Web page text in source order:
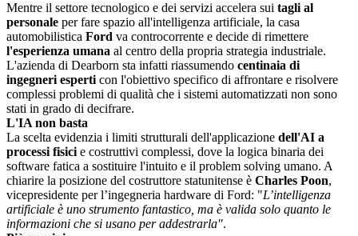
Mentre il settore tecnologico e dei servizi accelera sui tagli al
personale per fare spazio all'intelligenza artificiale, la casa
automobilistica Ford va controcorrente e decide di rimettere
l'esperienza umana al centro della propria strategia industriale.
L'azienda di Dearborn sta infatti riassumendo centinaia di
ingegneri esperti con l'obiettivo specifico di affrontare e risolvere
complessi problemi di qualità che i sistemi automatizzati non sono
stati in grado di decifrare.
L'IA non basta
La scelta evidenzia i limiti strutturali dell'applicazione dell'AI a
processi fisici e costruttivi complessi, dove la logica binaria dei
software fatica a sostituire l'intuito e il problem solving umano. A
chiarire la posizione del costruttore statunitense è Charles Poon,
vicepresidente per l’ingegneria hardware di Ford: "L’intelligenza
artificiale è uno strumento fantastico, ma è valida solo quanto le
informazioni che si usano per addestrarla".